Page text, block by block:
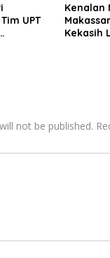
UPT
Kenalan
Kekasih
not be published.